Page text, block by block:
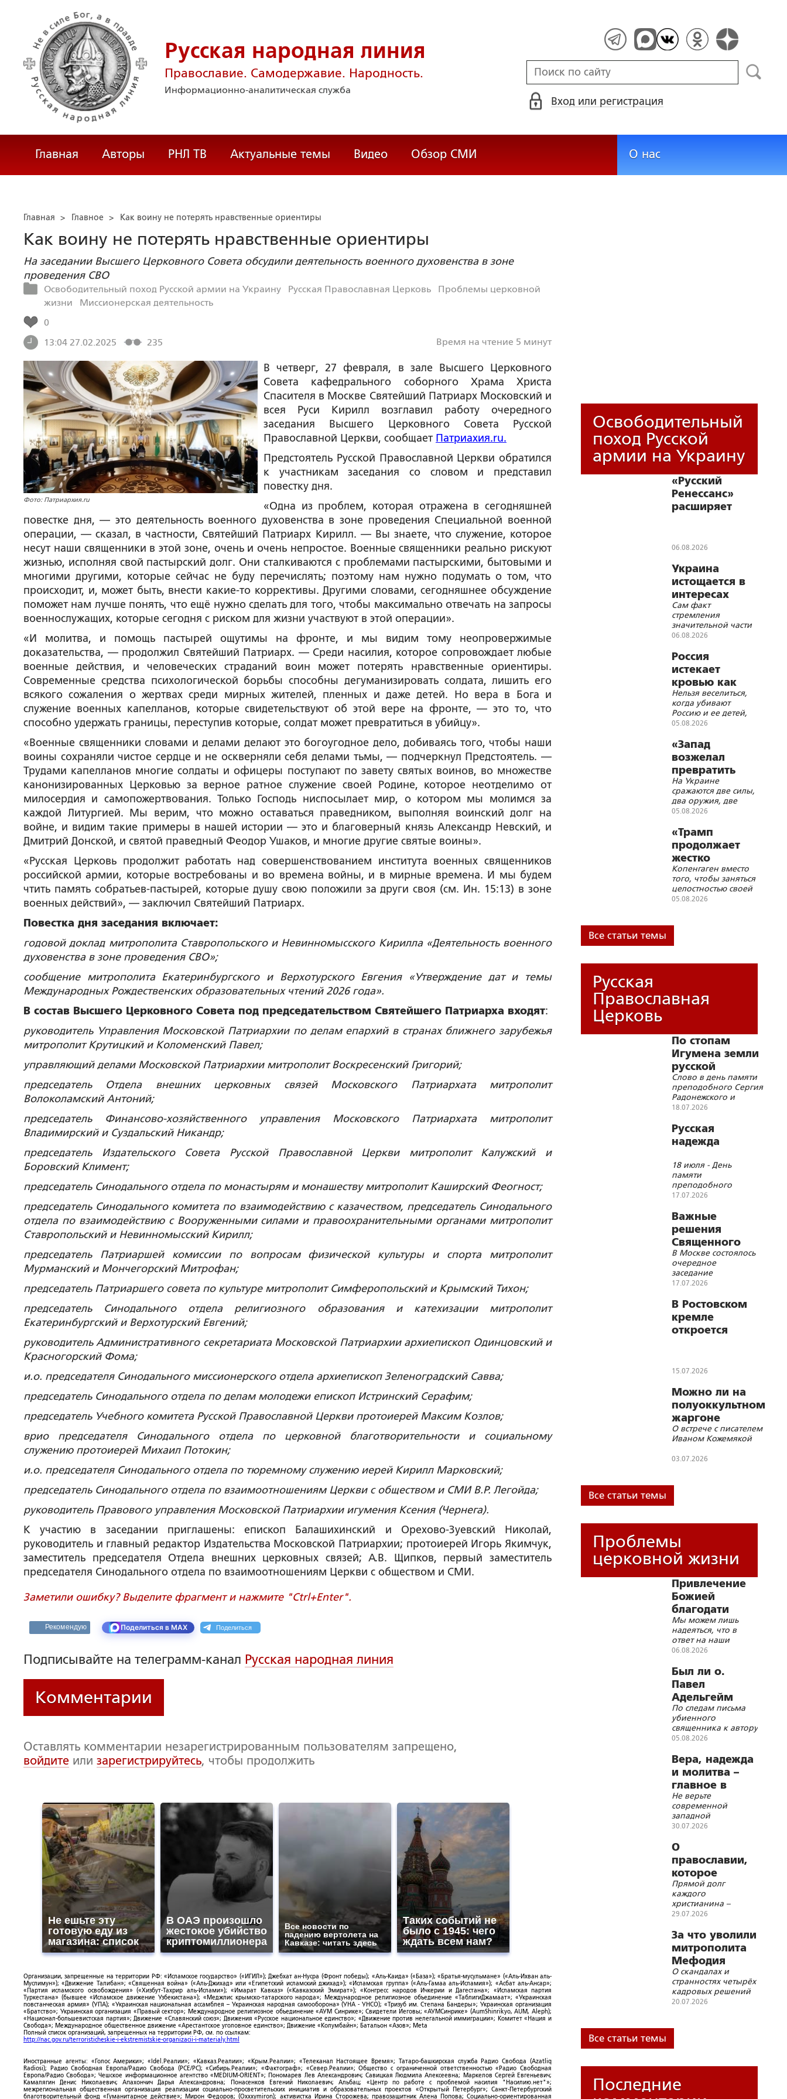
Русская народная линия
Православие. Самодержавие. Народность.
Информационно-аналитическая служба
Вход или регистрация
Главная Авторы РНЛ ТВ Актуальные темы Видео Обзор СМИ О нас
Главная > Главное > Как воину не потерять нравственные ориентиры
Как воину не потерять нравственные ориентиры
На заседании Высшего Церковного Совета обсудили деятельность военного духовенства в зоне
проведения СВО
Освободительный поход Русской армии на Украину Русская Православная Церковь
Проблемы церковной
жизни
Миссионерская деятельность
0
13:04 27.02.2025
235 Время на чтение 5 минут
Фото: Патриархия.ru
В четверг, 27 февраля, в зале Высшего Церковного
Совета кафедрального соборного Храма Христа
Спасителя в Москве Святейший Патриарх Московский и
всея Руси Кирилл возглавил работу очередного
заседания Высшего Церковного Совета Русской
Православной Церкви, сообщает Патриахия.ru.
Предстоятель Русской Православной Церкви обратился
к участникам заседания со словом и представил
повестку дня.
«Одна из проблем, которая отражена в сегодняшней
повестке дня, — это деятельность военного духовенства в зоне проведения Специальной военной
операции, — сказал, в частности, Святейший Патриарх Кирилл. — Вы знаете, что служение, которое
несут наши священники в этой зоне, очень и очень непростое. Военные священники реально рискуют
жизнью, исполняя свой пастырский долг. Они сталкиваются с проблемами пастырскими, бытовыми и
многими другими, которые сейчас не буду перечислять; поэтому нам нужно подумать о том, что
происходит, и, может быть, внести какие-то коррективы. Другими словами, сегодняшнее обсуждение
поможет нам лучше понять, что ещё нужно сделать для того, чтобы максимально отвечать на запросы
военнослужащих, которые сегодня с риском для жизни участвуют в этой операции».
«И молитва, и помощь пастырей ощутимы на фронте, и мы видим тому неопровержимые
доказательства, — продолжил Святейший Патриарх. — Среди насилия, которое сопровождает любые
военные действия, и человеческих страданий воин может потерять нравственные ориентиры.
Современные средства психологической борьбы способны дегуманизировать солдата, лишить его
всякого сожаления о жертвах среди мирных жителей, пленных и даже детей. Но вера в Бога и
служение военных капелланов, которые свидетельствуют об этой вере на фронте, — это то, что
способно удержать границы, переступив которые, солдат может превратиться в убийцу».
«Военные священники словами и делами делают это богоугодное дело, добиваясь того, чтобы наши
воины сохраняли чистое сердце и не оскверняли себя делами тьмы, — подчеркнул Предстоятель. —
Трудами капелланов многие солдаты и офицеры поступают по завету святых воинов, во множестве
канонизированных Церковью за верное ратное служение своей Родине, которое неотделимо от
милосердия и самопожертвования. Только Господь ниспосылает мир, о котором мы молимся за
каждой Литургией. Мы верим, что можно оставаться праведником, выполняя воинский долг на
войне, и видим такие примеры в нашей истории — это и благоверный князь Александр Невский, и
Дмитрий Донской, и святой праведный Феодор Ушаков, и многие другие святые воины».
«Русская Церковь продолжит работать над совершенствованием института военных священников
российской армии, которые востребованы и во времена войны, и в мирные времена. И мы будем
чтить память собратьев-пастырей, которые душу свою положили за други своя (см. Ин. 15:13) в зоне
военных действий», — заключил Святейший Патриарх.
Повестка дня заседания включает:
годовой доклад митрополита Ставропольского и Невинномысского Кирилла «Деятельность военного
духовенства в зоне проведения СВО»;
сообщение митрополита Екатеринбургского и Верхотурского Евгения «Утверждение дат и темы
Международных Рождественских образовательных чтений 2026 года».
В состав Высшего Церковного Совета под председательством Святейшего Патриарха входят:
руководитель Управления Московской Патриархии по делам епархий в странах ближнего зарубежья
митрополит Крутицкий и Коломенский Павел;
управляющий делами Московской Патриархии митрополит Воскресенский Григорий;
председатель Отдела внешних церковных связей Московского Патриархата митрополит
Волоколамский Антоний;
председатель Финансово-хозяйственного управления Московского Патриархата митрополит
Владимирский и Суздальский Никандр;
председатель Издательского Совета Русской Православной Церкви митрополит Калужский и
Боровский Климент;
председатель Синодального отдела по монастырям и монашеству митрополит Каширский Феогност;
председатель Синодального комитета по взаимодействию с казачеством, председатель Синодального
отдела по взаимодействию с Вооруженными силами и правоохранительными органами митрополит
Ставропольский и Невинномысский Кирилл;
председатель Патриаршей комиссии по вопросам физической культуры и спорта митрополит
Мурманский и Мончегорский Митрофан;
председатель Патриаршего совета по культуре митрополит Симферопольский и Крымский Тихон;
председатель Синодального отдела религиозного образования и катехизации митрополит
Екатеринбургский и Верхотурский Евгений;
руководитель Административного секретариата Московской Патриархии архиепископ Одинцовский и
Красногорский Фома;
и.о. председателя Синодального миссионерского отдела архиепископ Зеленоградский Савва;
председатель Синодального отдела по делам молодежи епископ Истринский Серафим;
председатель Учебного комитета Русской Православной Церкви протоиерей Максим Козлов;
врио председателя Синодального отдела по церковной благотворительности и социальному
служению протоиерей Михаил Потокин;
и.о. председателя Синодального отдела по тюремному служению иерей Кирилл Марковский;
председатель Синодального отдела по взаимоотношениям Церкви с обществом и СМИ В.Р. Легойда;
руководитель Правового управления Московской Патриархии игумения Ксения (Чернега).
К участию в заседании приглашены: епископ Балашихинский и Орехово-Зуевский Николай,
руководитель и главный редактор Издательства Московской Патриархии; протоиерей Игорь Якимчук,
заместитель председателя Отдела внешних церковных связей; А.В. Щипков, первый заместитель
председателя Синодального отдела по взаимоотношениям Церкви с обществом и СМИ.
Заметили ошибку? Выделите фрагмент и нажмите "Ctrl+Enter".
Рекомендую Поделиться в MAX Поделиться
Подписывайте на телеграмм-канал Русская народная линия
Комментарии
Оставлять комментарии незарегистрированным пользователям запрещено,
войдите или зарегистрируйтесь, чтобы продолжить
Не ешьте эту
готовую еду из
магазина: список
В ОАЭ произошло
жестокое убийство
криптомиллионера
Все новости по
падению вертолета на
Кавказе: читать здесь
Таких событий не
было с 1945: чего
ждать всем нам?
Организации, запрещенные на территории РФ: «Исламское государство» («ИГИЛ»); Джебхат ан-Нусра (Фронт победы); «Аль-Каида» («База»); «Братья-мусульмане» («Аль-Ихван аль-
Муслимун»); «Движение Талибан»; «Священная война» («Аль-Джихад» или «Египетский исламский джихад»); «Исламская группа» («Аль-Гамаа аль-Исламия»); «Асбат аль-Ансар»;
«Партия исламского освобождения» («Хизбут-Тахрир аль-Ислами»); «Имарат Кавказ» («Кавказский Эмират»); «Конгресс народов Ичкерии и Дагестана»; «Исламская партия
Туркестана» (бывшее «Исламское движение Узбекистана»); «Меджлис крымско-татарского народа»; Международное религиозное объединение «ТаблигиДжамаат»; «Украинская
повстанческая армия» (УПА); «Украинская национальная ассамблея – Украинская народная самооборона» (УНА - УНСО); «Тризуб им. Степана Бандеры»; Украинская организация
«Братство»; Украинская организация «Правый сектор»; Международное религиозное объединение «АУМ Синрике»; Свидетели Иеговы; «АУМСинрике» (AumShinrikyo, AUM, Aleph);
«Национал-большевистская партия»; Движение «Славянский союз»; Движения «Русское национальное единство»; «Движение против нелегальной иммиграции»; Комитет «Нация и
Свобода»; Международное общественное движение «Арестантское уголовное единство»; Движение «Колумбайн»; Батальон «Азов»; Meta
Полный список организаций, запрещенных на территории РФ, см. по ссылкам:
http://nac.gov.ru/terroristicheskie-i-ekstremistskie-organizacii-i-materialy.html
Иностранные агенты: «Голос Америки»; «Idel.Реалии»; «Кавказ.Реалии»; «Крым.Реалии»; «Телеканал Настоящее Время»; Татаро-башкирская служба Радио Свобода (Azatliq
Radiosi); Радио Свободная Европа/Радио Свобода (PCE/PC); «Сибирь.Реалии»; «Фактограф»; «Север.Реалии»; Общество с ограниченной ответственностью «Радио Свободная
Европа/Радио Свобода»; Чешское информационное агентство «MEDIUM-ORIENT»; Пономарев Лев Александрович; Савицкая Людмила Алексеевна; Маркелов Сергей Евгеньевич;
Камалягин Денис Николаевич; Апахончич Дарья Александровна; Понасенков Евгений Николаевич; Альбац; «Центр по работе с проблемой насилия "Насилию.нет"»;
межрегиональная общественная организация реализации социально-просветительских инициатив и образовательных проектов «Открытый Петербург»; Санкт-Петербургский
благотворительный фонд «Гуманитарное действие»; Мирон Федоров; (Oxxxymiron); активистка Ирина Сторожева; правозащитник Алена Попова; Социально-ориентированная
Освободительный
поход Русской
армии на Украину
«Русский
Ренессанс»
расширяет
идет к зрителю
06.08.2026
Украина
истощается в
интересах
Запада
Сам факт
стремления
значительной части
украинских
конфронтации с
военной, носит
иррациональный
характер
06.08.2026
Россия
истекает
кровью как
жертвенное
животное?
Нельзя веселиться,
когда убивают
Россию и ее детей,
нельзя хохотать,
Христа
05.08.2026
«Запад
возжелал
превратить
Россию в
ничто»
На Украине
сражаются две силы,
два оружия, две
идеи: вскормлённая
русской смерти и
глубинная, живущая
в недрах русской
истории идеология
русского бессмертия
05.08.2026
«Трамп
продолжает
жестко
троллить
Данию»
Копенгаген вместо
того, чтобы заняться
целостностью своей
страны, с головой
05.08.2026
Все статьи темы
Русская
Православная
Церковь
По стопам
Игумена земли
русской
Слово в день памяти
преподобного Сергия
Радонежского и
преподобномученицы
Елисаветы
18.07.2026
Русская
надежда
18 июля - День
памяти
преподобного
Сергия
17.07.2026
Важные
решения
Священного
Синода
В Москве состоялось
очередное
заседание
Священного Синода
Православной
17.07.2026
В Ростовском
кремле
откроется
русского
15.07.2026
Можно ли на
полуоккультном
жаргоне
говорить об
ответах на
Главные
О встрече с писателем
Иваном Кожемякой
03.07.2026
Все статьи темы
Проблемы
церковной жизни
Привлечение
Божией
благодати
Мы можем лишь
надеяться, что в
ответ на наши
старания благодать
Господом
06.08.2026
Был ли о.
Павел
Адельгейм
членом
кочетковского
братства?
По следам письма
убиенного
священника к автору
05.08.2026
Вера, надежда
и молитва –
главное в
лечении
любых
инфекционных
Не верьте
современной
западной
каинитской
цивилизации
30.07.2026
О
православии,
которое
никому не
нужно
Прямой долг
каждого
христианина –
хранить личное
непоколебимой
верности заповедям
Божиим и
Священному
Преданию
29.07.2026
За что уволили
митрополита
Мефодия
(Немцова)?
О скандалах и
странностях четырёх
кадровых решений
Св. Синода
20.07.2026
Все статьи темы
Последние